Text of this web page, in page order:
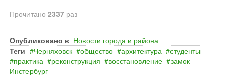
Прочитано 2337 раз
Опубликовано в Новости города и района
Теги
Черняховск общество архитектура
студенты
практика
реконструкция восстановление
замок
Инстербург